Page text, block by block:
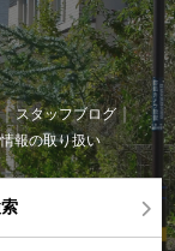
スタッフブログ
報の取り扱い